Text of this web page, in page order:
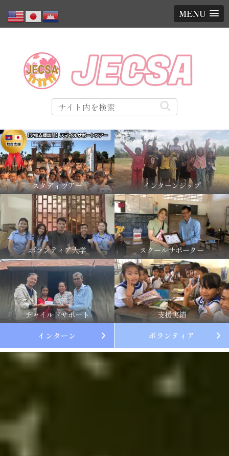
MENU
スタディツアー インターンシップ
ボランティア大学 スクールサポーター
チャイルドサポート
支援実績
インターン
ボランティア